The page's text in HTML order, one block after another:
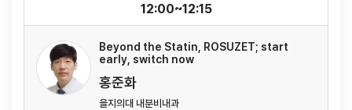
Beyond the Statin, ROSUZET; start
early, switch now
홍준화
을지의대 내분비내과
12:00~12:15